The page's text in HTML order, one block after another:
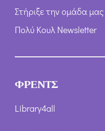
Στήριξε την ομάδα
Πολύ Κουλ Newsletter
ΦΡΕΝΤΣ
Library4all